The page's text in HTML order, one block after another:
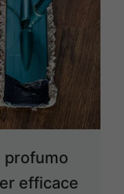
profumo
efficace